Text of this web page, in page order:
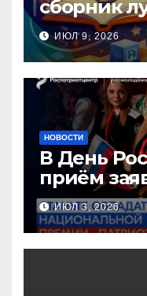
сборник
ИЮЛ 9, 2026
НОВОСТИ
В День
приём
«Патриот»
ИЮЛ 3, 2026